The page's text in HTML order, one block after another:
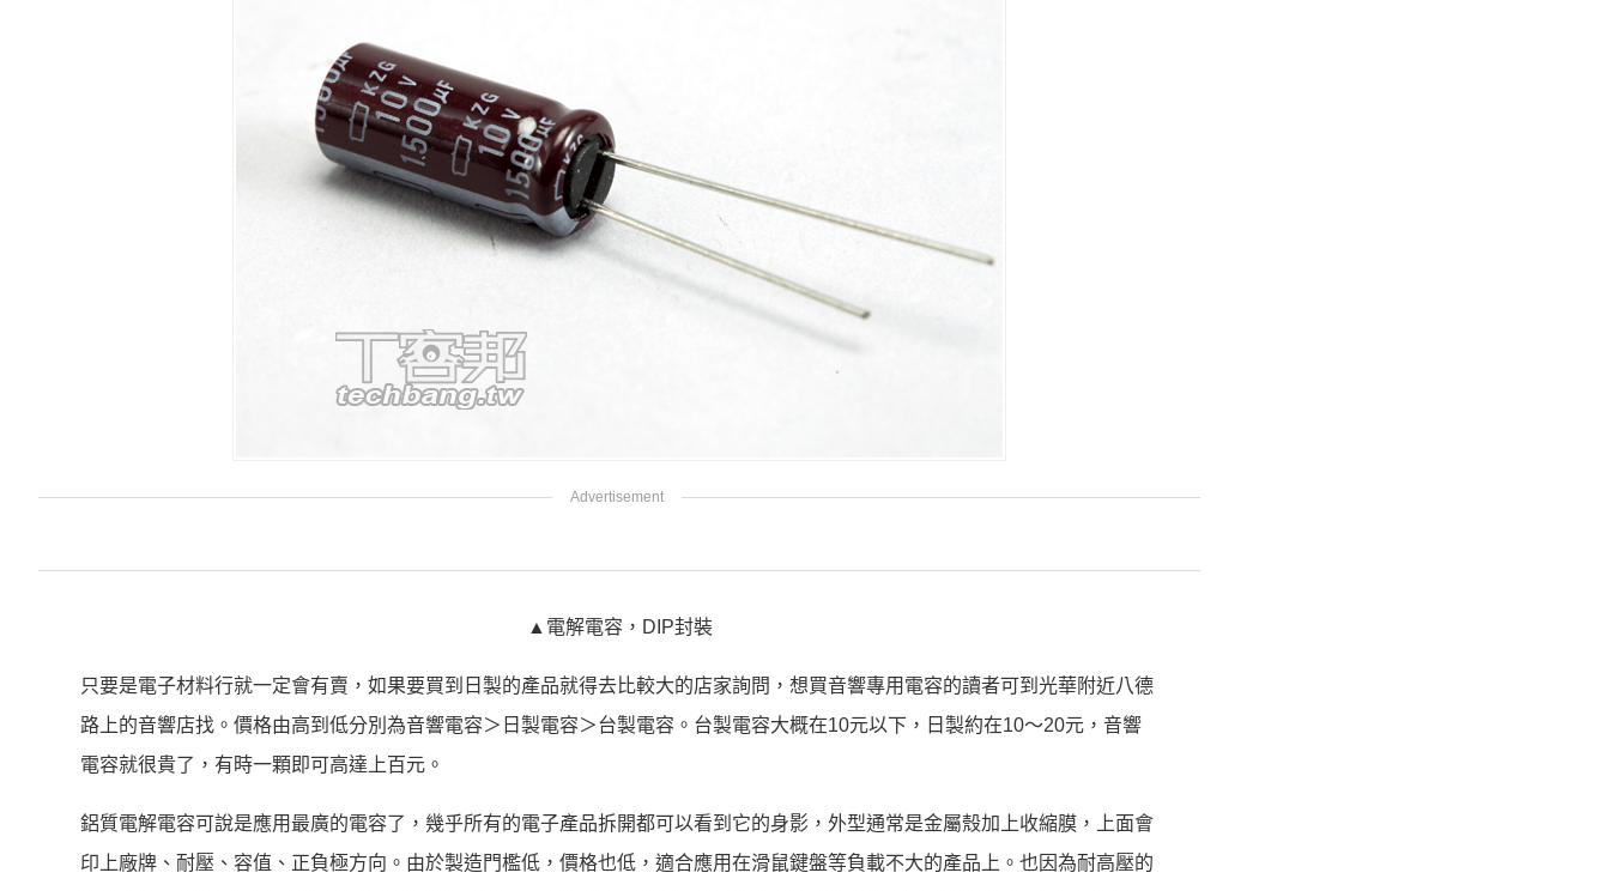
▲電解電容，DIP封裝
只要是電子材料行就一定會有賣，如果要買到日製的產品就得去比較大的店家詢問，想買音響專用電容的讀者可到光華附近八德
路上的音響店找。價格由高到低分別為音響電容＞日製電容＞台製電容。台製電容大概在10元以下，日製約在10～20元，音響
電容就很貴了，有時一顆即可高達上百元。
鋁質電解電容可說是應用最廣的電容了，幾乎所有的電子產品拆開都可以看到它的身影，外型通常是金屬殼加上收縮膜，上面會
印上廠牌、耐壓、容值、正負極方向。由於製造門檻低，價格也低，適合應用在滑鼠鍵盤等負載不大的產品上。也因為耐高壓的